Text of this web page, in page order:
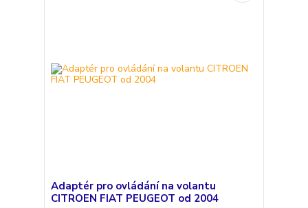
Adaptér pro ovládání na volantu
CITROEN FIAT PEUGEOT od 2004